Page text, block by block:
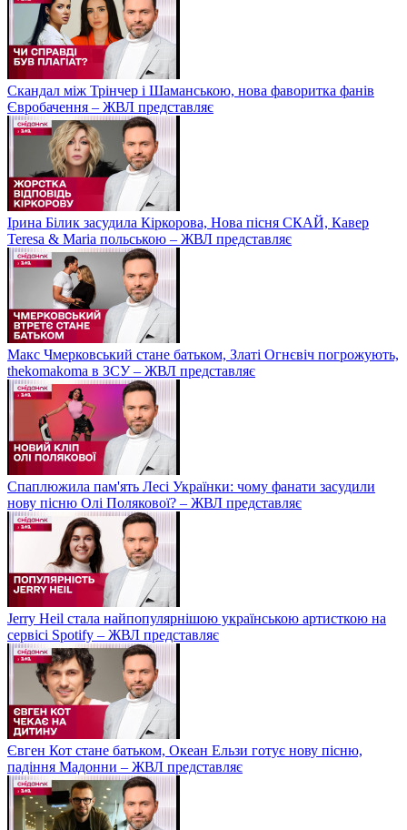
Скандал між Трінчер і Шаманською, нова фаворитка фанів
Євробачення – ЖВЛ представляє
Ірина Білик засудила Кіркорова, Нова пісня СКАЙ, Кавер
Teresa & Maria польською – ЖВЛ представляє
Макс Чмерковський стане батьком, Златі Огнєвіч погрожують,
thekomakoma в ЗСУ – ЖВЛ представляє
Спаплюжила пам'ять Лесі Українки: чому фанати засудили
нову пісню Олі Полякової? – ЖВЛ представляє
Jerry Heil стала найпопулярнішою українською артисткою на
сервісі Spotify – ЖВЛ представляє
Євген Кот стане батьком, Океан Ельзи готує нову пісню,
падіння Мадонни – ЖВЛ представляє